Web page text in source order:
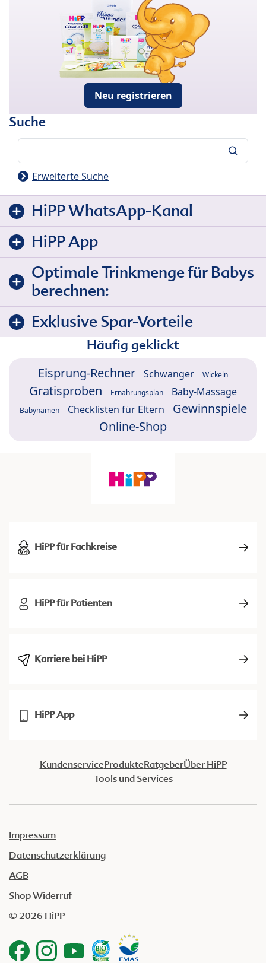
Neu registrieren
Suche
Erweiterte Suche
HiPP WhatsApp-Kanal
HiPP App
Optimale Trinkmenge für Babys
berechnen:
Exklusive Spar-Vorteile
Häufig geklickt
Eisprung-Rechner Schwanger Wickeln
Gratisproben Ernährungsplan Baby-Massage
Babynamen Checklisten für Eltern
Gewinnspiele
Online-Shop
HiPP für Fachkreise
HiPP für Patienten
Karriere bei HiPP
HiPP App
KundenserviceProdukteRatgeberÜber HiPP
Tools und Services
Impressum
Datenschutzerklärung
AGB
Shop Widerruf
© 2026 HiPP